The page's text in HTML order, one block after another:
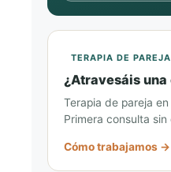
TERAPIA DE PAREJA
¿Atravesáis
Terapia de pareja
Primera consulta sin
Cómo trabajamos →